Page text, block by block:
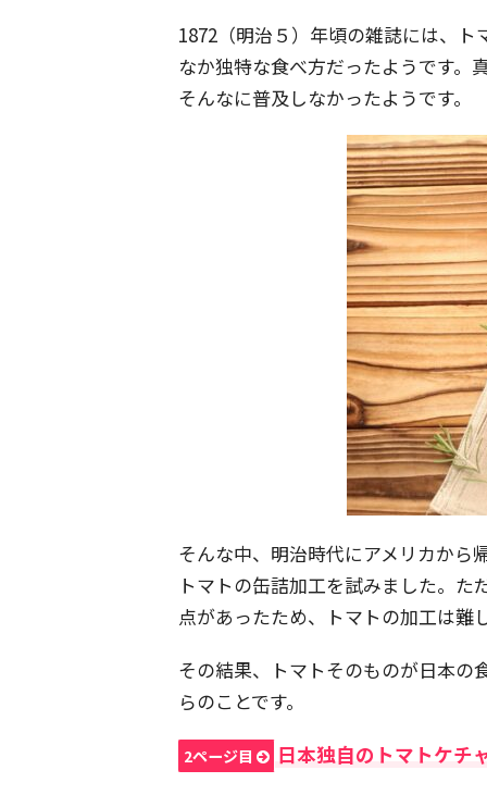
1872（明治５）年頃の雑誌には、
なか独特な食べ方だったようです。
そんなに普及しなかったようです。
そんな中、明治時代にアメリカから
トマトの缶詰加工を試みました。
点があったため、トマトの加工は難
その結果、トマトそのものが日本の
らのことです。
2ページ目 日本独自のトマトケチ